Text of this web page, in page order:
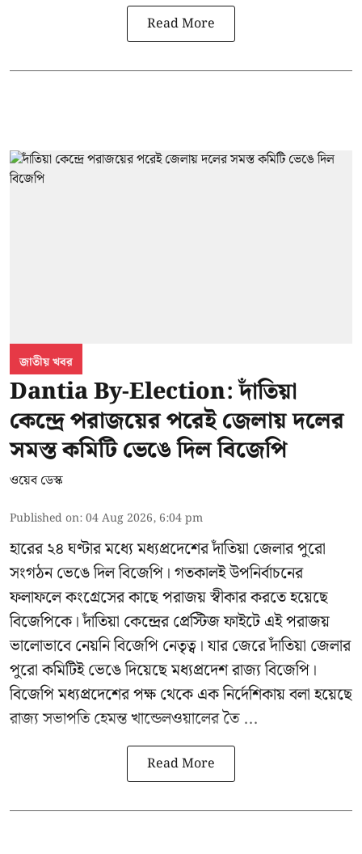
Read More
জাতীয় খবর
Dantia By-Election: দাঁতিয়া
কেন্দ্রে পরাজয়ের পরেই জেলায় দলের
সমস্ত কমিটি ভেঙে দিল বিজেপি
ওয়েব ডেস্ক
Published on:04 Aug 2026, 6:04 pm
হারের ২৪ ঘণ্টার মধ্যে মধ্যপ্রদেশের দাঁতিয়া জেলার পুরো
সংগঠন ভেঙে দিল বিজেপি। গতকালই উপনির্বাচনের
ফলাফলে কংগ্রেসের কাছে পরাজয় স্বীকার করতে হয়েছে
বিজেপিকে। দাঁতিয়া কেন্দ্রের প্রেস্টিজ ফাইটে এই পরাজয়
ভালোভাবে নেয়নি বিজেপি নেতৃত্ব। যার জেরে দাঁতিয়া জেলার
পুরো কমিটিই ভেঙে দিয়েছে মধ্যপ্রদেশ রাজ্য বিজেপি।
বিজেপি মধ্যপ্রদেশের পক্ষ থেকে এক নির্দেশিকায় বলা হয়েছে
রাজ্য সভাপতি হেমন্ত খান্ডেলওয়ালের তৈ ...
Read More